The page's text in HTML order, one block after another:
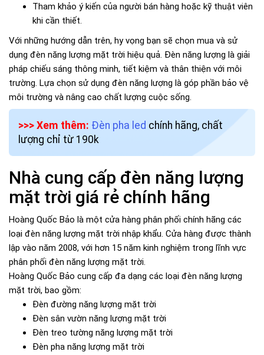
Tham khảo ý kiến của người bán hàng hoặc kỹ thuật viên
khi cần thiết.
Với những hướng dẫn trên, hy vọng bạn sẽ chọn mua và sử
dụng đèn năng lượng mặt trời hiệu quả. Đèn năng lượng là giải
pháp chiếu sáng thông minh, tiết kiệm và thân thiện với môi
trường. Lựa chọn sử dụng đèn năng lượng là góp phần bảo vệ
môi trường và nâng cao chất lượng cuộc sống.
>>> Xem thêm: Đèn pha led chính hãng, chất
lượng chỉ từ 190k
Nhà cung cấp đèn năng lượng
mặt trời giá rẻ chính hãng
Hoàng Quốc Bảo là một cửa hàng phân phối chính hãng các
loại đèn năng lượng mặt trời nhập khẩu. Cửa hàng được thành
lập vào năm 2008, với hơn 15 năm kinh nghiệm trong lĩnh vực
phân phối đèn năng lượng mặt trời.
Hoàng Quốc Bảo cung cấp đa dạng các loại đèn năng lượng
mặt trời, bao gồm:
Đèn đường năng lượng mặt trời
Đèn sân vườn năng lượng mặt trời
Đèn treo tường năng lượng mặt trời
Đèn pha năng lượng mặt trời